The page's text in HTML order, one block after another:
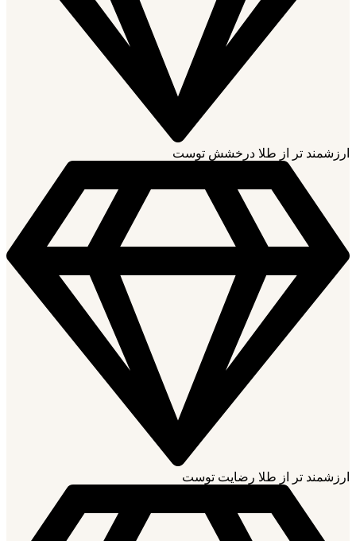
ارزشمند تر از طلا درخشش توست
ارزشمند تر از طلا رضایت توست